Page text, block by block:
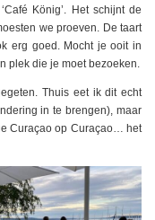
König’. Het schijnt de
we proeven. De taart
erg goed. Mocht je ooit in
plek die je moet bezoeken.
Thuis eet ik dit echt
in te brengen), maar
Curaçao op Curaçao… het